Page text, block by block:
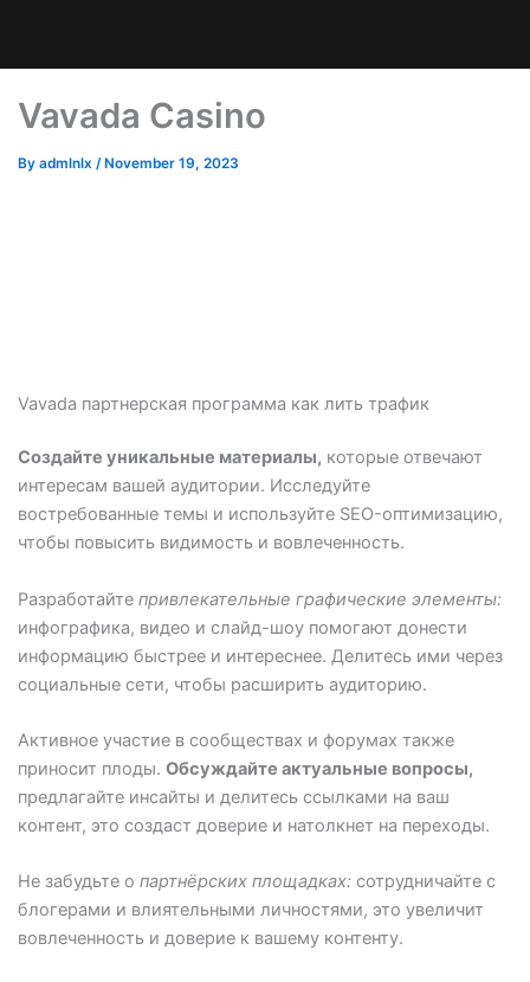
Vavada Casino
By admlnlx / November 19, 2023
Vavada партнерская программа как лить трафик
Создайте уникальные материалы, которые отвечают
интересам вашей аудитории. Исследуйте
востребованные темы и используйте SEO-оптимизацию,
чтобы повысить видимость и вовлеченность.
Разработайте привлекательные графические элементы:
инфографика, видео и слайд-шоу помогают донести
информацию быстрее и интереснее. Делитесь ими через
социальные сети, чтобы расширить аудиторию.
Активное участие в сообществах и форумах также
приносит плоды. Обсуждайте актуальные вопросы,
предлагайте инсайты и делитесь ссылками на ваш
контент, это создаст доверие и натолкнет на переходы.
Не забудьте о партнёрских площадках:сотрудничайте с
блогерами и влиятельными личностями, это увеличит
вовлеченность и доверие к вашему контенту.